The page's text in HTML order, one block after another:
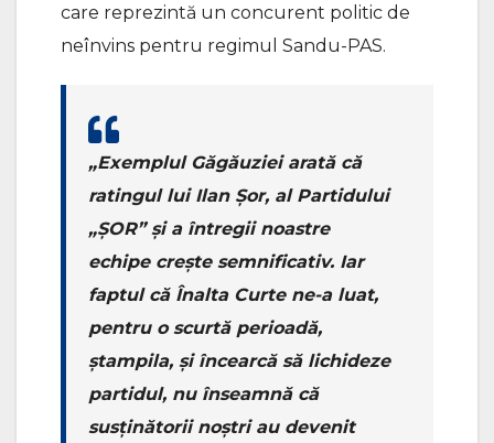
care reprezintă un concurent politic de
neînvins pentru regimul Sandu-PAS.
„Exemplul Găgăuziei arată că
ratingul lui Ilan Șor, al Partidului
„ȘOR” și a întregii noastre
echipe crește semnificativ. Iar
faptul că Înalta Curte ne-a luat,
pentru o scurtă perioadă,
ștampila, și încearcă să lichideze
partidul, nu înseamnă că
susținătorii noștri au devenit